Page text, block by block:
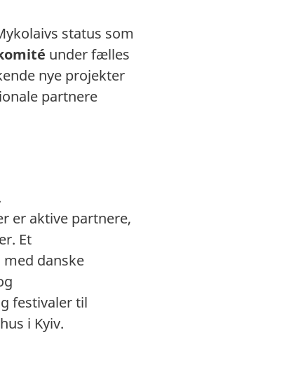
status som
under fælles
nye projekter
partnere
er aktive partnere,
Et
danske
festivaler til
i Kyiv.